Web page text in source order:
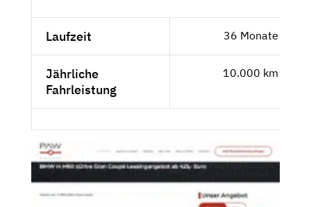
Laufzeit 36 Monate
Jährliche
Fahrleistung
10.000 km